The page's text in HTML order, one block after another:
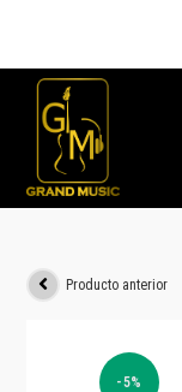
-5%
Producto anterior